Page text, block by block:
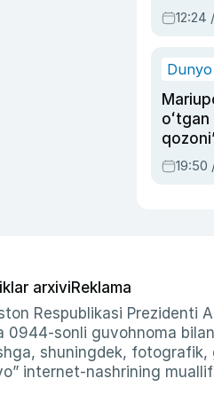
12:24
Dunyo
19:50
arxiviReklama
Respublikasi Prezidenti
0944-sonli guvohnoma
shuningdek,
internet-nashrining